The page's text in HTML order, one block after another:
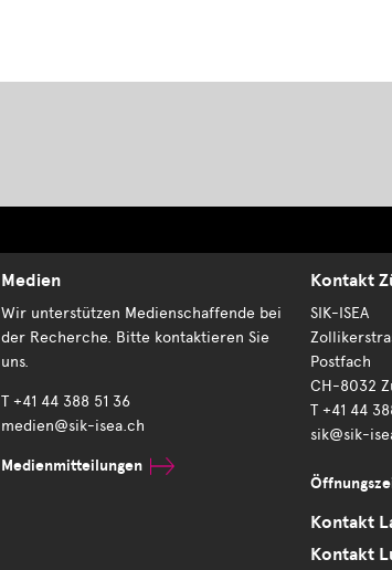
Medien
Wir unterstützen Medienschaffende bei
der Recherche. Bitte kontaktieren Sie
uns.
T +41 44 388 51 36
medien@sik-isea.ch
Medienmitteilungen
Kontakt
SIK-ISEA
Postfach
CH-8032
T +41 44
sik@sik-
Kontakt
Kontakt